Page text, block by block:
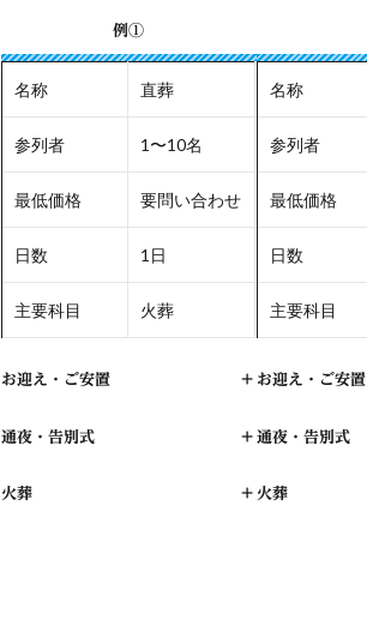
例①
名称 直葬
参列者 1〜10名
最低価格 要問い合わせ
日数 1日
主要科目 火葬
お迎え・ご安置 +
通夜・告別式 +
火葬 +
名称
参列者
最低価格
日数
主要科目
お迎え・ご安置
通夜・告別式
火葬